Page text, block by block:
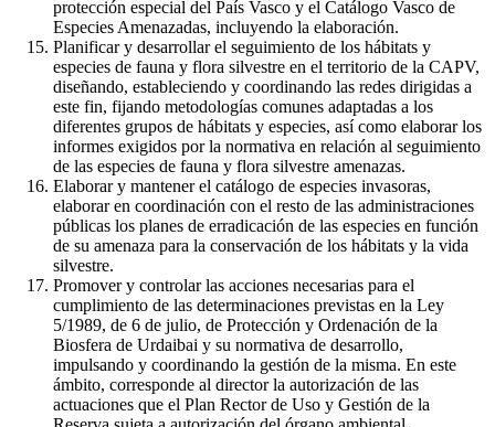
protección especial del País Vasco y el Catálogo Vasco de
Especies Amenazadas, incluyendo la elaboración.
Planificar y desarrollar el seguimiento de los hábitats y
especies de fauna y flora silvestre en el territorio de la CAPV,
diseñando, estableciendo y coordinando las redes dirigidas a
este fin, fijando metodologías comunes adaptadas a los
diferentes grupos de hábitats y especies, así como elaborar los
informes exigidos por la normativa en relación al seguimiento
de las especies de fauna y flora silvestre amenazas.
Elaborar y mantener el catálogo de especies invasoras,
elaborar en coordinación con el resto de las administraciones
públicas los planes de erradicación de las especies en función
de su amenaza para la conservación de los hábitats y la vida
silvestre.
Promover y controlar las acciones necesarias para el
cumplimiento de las determinaciones previstas en la Ley
5/1989, de 6 de julio, de Protección y Ordenación de la
Biosfera de Urdaibai y su normativa de desarrollo,
impulsando y coordinando la gestión de la misma. En este
ámbito, corresponde al director la autorización de las
actuaciones que el Plan Rector de Uso y Gestión de la